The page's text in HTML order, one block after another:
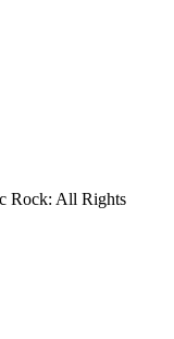
Rock: All Rights